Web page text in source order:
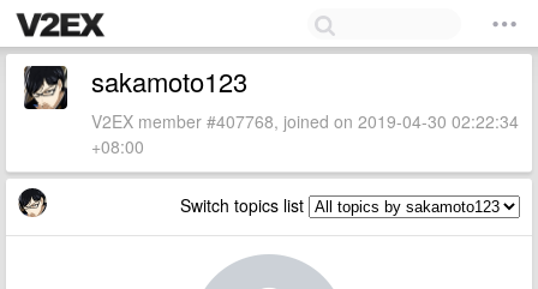
sakamoto123
V2EX member #407768, joined on 2019-04-30 02:22:34
+08:00
Switch topics list